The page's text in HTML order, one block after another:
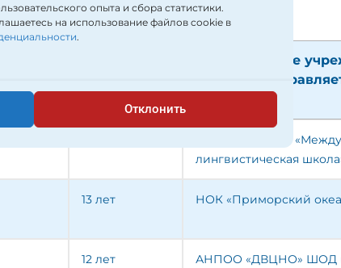
опыта и сбора статистики.
на использование файлов cookie в
.
Отклонить
Наименование
которого
АНПОО ДВЦНО
лингвистическая
13 лет НОК «Приморский
12 лет АНПОО «ДВЦНО» ШОД